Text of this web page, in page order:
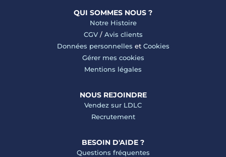
QUI SOMMES NOUS ?
Notre Histoire
CGV/ Avis clients
Données personnelles et Cookies
Gérer mes cookies
Mentions légales
NOUS REJOINDRE
Vendez sur LDLC
Recrutement
BESOIN D'AIDE ?
Questions fréquentes